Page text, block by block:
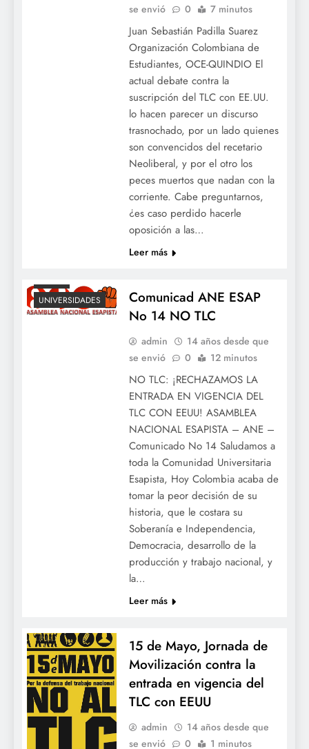
se envió
0 7 minutos
Juan Sebastián Padilla Suarez
Organización Colombiana de
Estudiantes, OCE-QUINDIO El
actual debate contra la
suscripción del TLC con EE.UU.
lo hacen parecer un discurso
trasnochado, por un lado quienes
son convencidos del recetario
Neoliberal, y por el otro los
peces muertos que nadan con la
corriente. Cabe preguntarnos,
¿es caso perdido hacerle
oposición a las…
Leer más
UNIVERSIDADES
Comunicad ANE ESAP
No 14 NO TLC
admin
14 años desde que
se envió
0 12 minutos
NO TLC: ¡RECHAZAMOS LA
ENTRADA EN VIGENCIA DEL
TLC CON EEUU! ASAMBLEA
NACIONAL ESAPISTA – ANE –
Comunicado No 14 Saludamos a
toda la Comunidad Universitaria
Esapista, Hoy Colombia acaba de
tomar la peor decisión de su
historia, que le costara su
Soberanía e Independencia,
Democracia, desarrollo de la
producción y trabajo nacional, y
la…
Leer más
15 de Mayo, Jornada de
Movilización contra la
entrada en vigencia del
TLC con EEUU
admin
14 años desde que
se envió
0 1 minutos